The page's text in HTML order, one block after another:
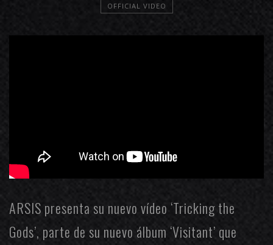
OFFICIAL VIDEO
ARSIS presenta su nuevo vídeo ‘Tricking the
Gods’, parte de su nuevo álbum ‘Visitant’ que